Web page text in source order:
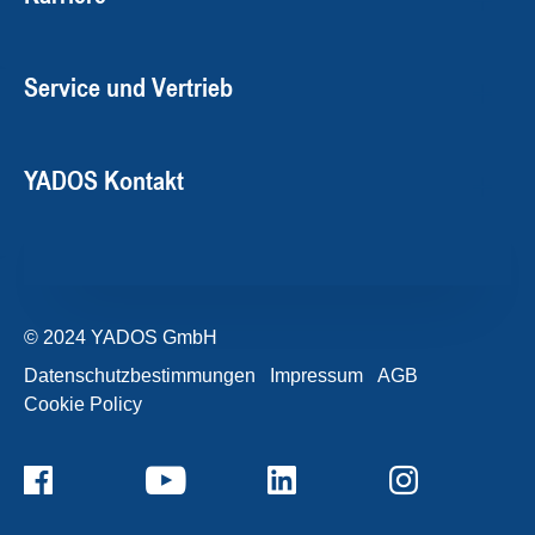
Service und Vertrieb
YADOS Kontakt
© 2024 YADOS GmbH
Datenschutzbestimmungen
Impressum
AGB
Cookie Policy